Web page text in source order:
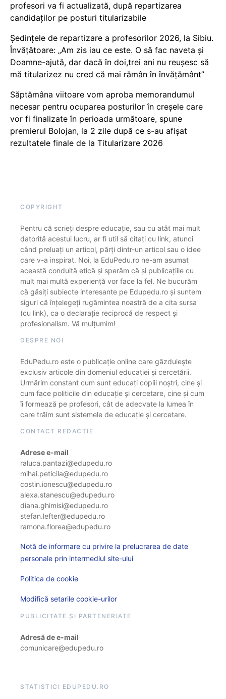
profesori va fi actualizată, după repartizarea
candidaților pe posturi titularizabile
Ședințele de repartizare a profesorilor 2026, la Sibiu.
Învățătoare: „Am zis iau ce este. O să fac naveta și
Doamne-ajută, dar dacă în doi,trei ani nu reușesc să
mă titularizez nu cred că mai rămân în învățământ”
Săptămâna viitoare vom aproba memorandumul
necesar pentru ocuparea posturilor în creșele care
vor fi finalizate în perioada următoare, spune
premierul Bolojan, la 2 zile după ce s-au afișat
rezultatele finale de la Titularizare 2026
COPYRIGHT
Pentru că scrieți despre educație, sau cu atât mai mult
datorită acestui lucru, ar fi util să citați cu link, atunci
când preluați un articol, părți dintr-un articol sau o idee
care v-a inspirat. Noi, la EduPedu.ro ne-am asumat
această conduită etică și sperăm că și publicațiile cu
mult mai multă experiență vor face la fel. Ne bucurăm
că găsiți subiecte interesante pe Edupedu.ro și suntem
siguri că înțelegeți rugămintea noastră de a cita sursa
(cu link), ca o declarație reciprocă de respect și
profesionalism. Vă mulțumim!
DESPRE NOI
EduPedu.ro este o publicație online care găzduiește
exclusiv articole din domeniul educației și cercetării.
Urmărim constant cum sunt educați copiii noștri, cine și
cum face politicile din educație și cercetare, cine și cum
îi formează pe profesori, cât de adecvate la lumea în
care trăim sunt sistemele de educație și cercetare.
CONTACT REDACȚIE
Adrese e-mail
raluca.pantazi@edupedu.ro
mihai.peticila@edupedu.ro
costin.ionescu@edupedu.ro
alexa.stanescu@edupedu.ro
diana.ghimisi@edupedu.ro
stefan.lefter@edupedu.ro
ramona.florea@edupedu.ro
Notă de informare cu privire la prelucrarea de date
personale prin intermediul site-ului
Politica de cookie
Modifică setarile cookie-urilor
PUBLICITATE ȘI PARTENERIATE
Adresă de e-mail
comunicare@edupedu.ro
STATISTICI EDUPEDU.RO